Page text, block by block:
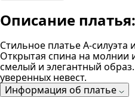
Описание платья:
Стильное платье А-силуэта
Открытая спина на молнии
смелый и элегантный
уверенных невест.
Информация об платье